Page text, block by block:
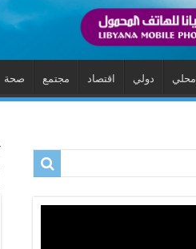
محلي دولي اقتصاد مجتمع صحة